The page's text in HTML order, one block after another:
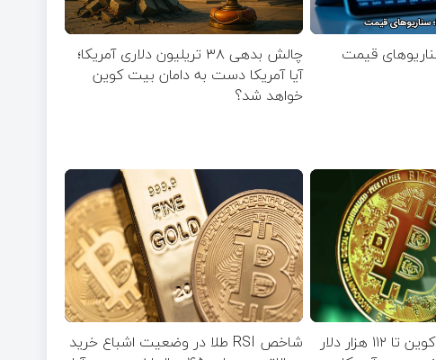
چالش بدهی ۳۸ تریلیون دلاری آمریکا؛
آیا آمریکا دست به دامان بیت کوین
خواهد شد؟
جهش قیمت بیت‌ کوین تا ۱۱۲ هزار دلار
شاخص RSI طلا در وضعیت اشباع خرید